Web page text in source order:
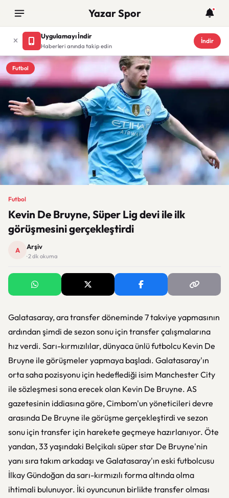
Yazar Spor
Uygulamayı İndir
Haberleri anında takip edin
İndir
Futbol
Futbol
Kevin De Bruyne, Süper Lig devi ile ilk
görüşmesini gerçekleştirdi
A Arşiv
· 2 dk okuma
Galatasaray, ara transfer döneminde 7 takviye yapmasının
ardından şimdi de sezon sonu için transfer çalışmalarına
hız verdi. Sarı-kırmızılılar, dünyaca ünlü futbolcu Kevin De
Bruyne ile görüşmeler yapmaya başladı. Galatasaray'ın
orta saha pozisyonu için hedeflediği isim Manchester City
ile sözleşmesi sona erecek olan Kevin De Bruyne. AS
gazetesinin iddiasına göre, Cimbom'un yöneticileri devre
arasında De Bruyne ile görüşme gerçekleştirdi ve sezon
sonu için transfer için harekete geçmeye hazırlanıyor. Öte
yandan, 33 yaşındaki Belçikalı süper star De Bruyne'nin
yanı sıra takım arkadaşı ve Galatasaray'ın eski futbolcusu
İlkay Gündoğan da sarı-kırmızılı forma altında olma
ihtimali bulunuyor. İki oyuncunun birlikte transfer olması